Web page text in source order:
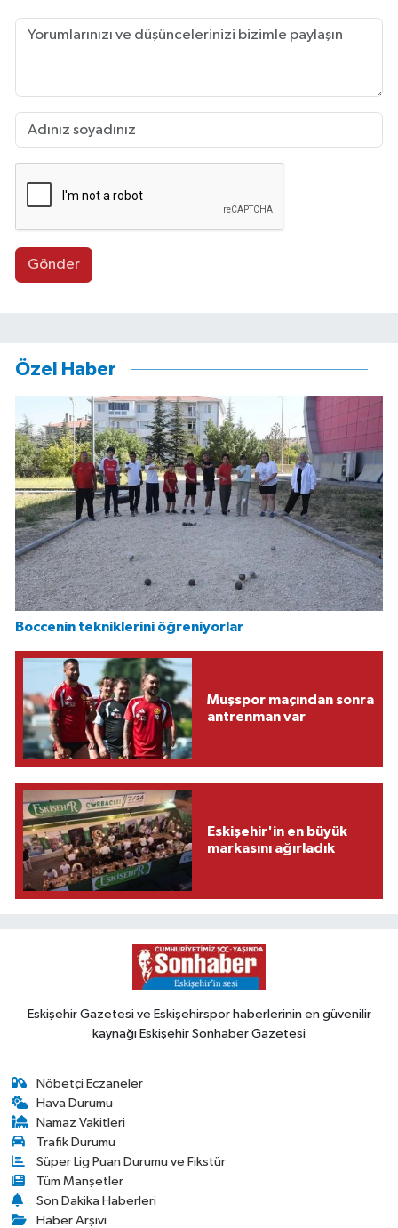
Gönder
Özel Haber
Boccenin tekniklerini öğreniyorlar
Muşspor maçından sonra
antrenman var
Eskişehir'in en büyük
markasını ağırladık
Eskişehir Gazetesi ve Eskişehirspor haberlerinin en güvenilir
kaynağı Eskişehir Sonhaber Gazetesi
Nöbetçi Eczaneler
Hava Durumu
Namaz Vakitleri
Trafik Durumu
Süper Lig Puan Durumu ve Fikstür
Tüm Manşetler
Son Dakika Haberleri
Haber Arşivi